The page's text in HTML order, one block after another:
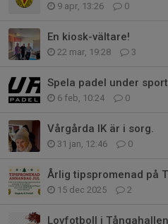
9 apr, 13:26 0
En kiosk-vältare!
22 mar, 19:28 3
Spela padel under
6 feb, 10:24 0
Vårgårda IK är i sorg.
31 jan, 12:46 0
Årlig tipspromenad på
15 dec 2025 2
Lovfotboll i Tångahallen